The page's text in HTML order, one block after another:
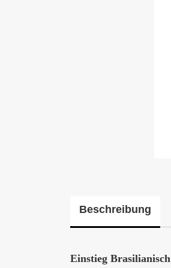
Beschreibung
Einstieg Brasilianisch